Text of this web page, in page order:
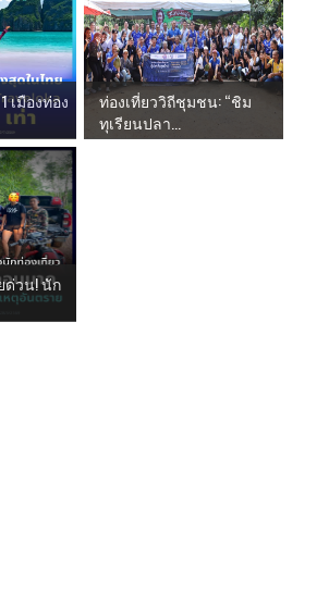
เมืองท่อง
ท่องเที่ยววิถีชุมชน: “ชิม
ทุเรียนปลา...
ด่วน! นัก